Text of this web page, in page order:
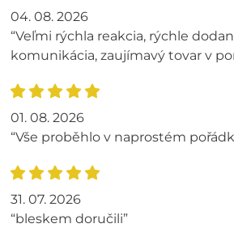
04. 08. 2026
“Veľmi rýchla reakcia, rýchle
komunikácia, zaujímavý tovar v
01. 08. 2026
“Vše proběhlo v naprostém
31. 07. 2026
“bleskem doručili”